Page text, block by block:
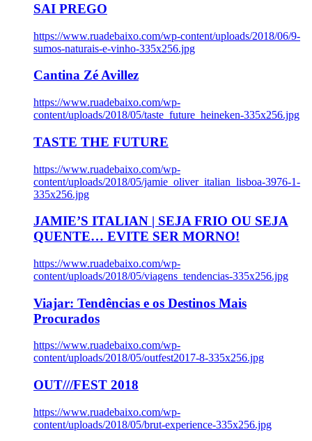
SAI PREGO
https://www.ruadebaixo.com/wp-content/uploads/2018/06/9-
sumos-naturais-e-vinho-335x256.jpg
Cantina Zé Avillez
https://www.ruadebaixo.com/wp-
content/uploads/2018/05/taste_future_heineken-335x256.jpg
TASTE THE FUTURE
https://www.ruadebaixo.com/wp-
content/uploads/2018/05/jamie_oliver_italian_lisboa-3976-1-
335x256.jpg
JAMIE’S ITALIAN | SEJA FRIO OU SEJA
QUENTE… EVITE SER MORNO!
https://www.ruadebaixo.com/wp-
content/uploads/2018/05/viagens_tendencias-335x256.jpg
Viajar: Tendências e os Destinos Mais
Procurados
https://www.ruadebaixo.com/wp-
content/uploads/2018/05/outfest2017-8-335x256.jpg
OUT///FEST 2018
https://www.ruadebaixo.com/wp-
content/uploads/2018/05/brut-experience-335x256.jpg